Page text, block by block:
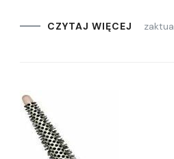
CZYTAJ WIĘCEJ